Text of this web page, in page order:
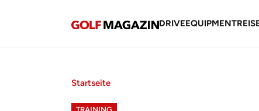
DRIVEEQUIPMENT
Startseite